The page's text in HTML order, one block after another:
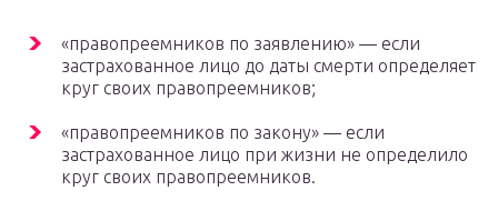
«правопреемников по заявлению» — если
застрахованное лицо до даты смерти определяет
круг своих правопреемников;
«правопреемников по закону» — если
застрахованное лицо при жизни не определило
круг своих правопреемников.